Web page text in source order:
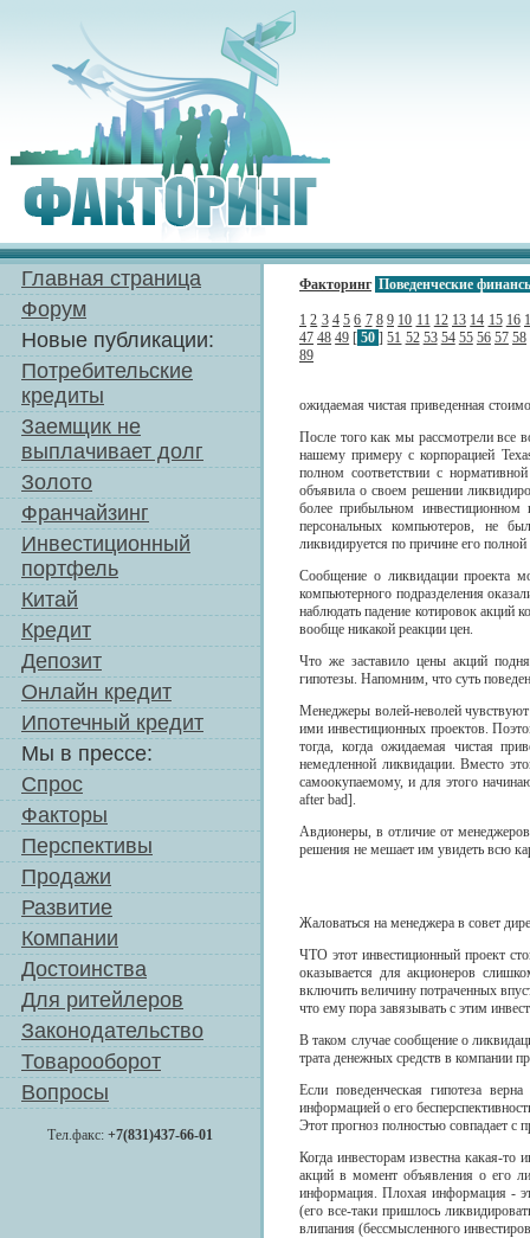
Главная страница
Форум
Новые публикации:
Потребительские
кредиты
Заемщик не
выплачивает долг
Золото
Франчайзинг
Инвестиционный
портфель
Китай
Кредит
Депозит
Онлайн кредит
Ипотечный кредит
Мы в прессе:
Спрос
Факторы
Перспективы
Продажи
Развитие
Компании
Достоинства
Для ритейлеров
Законодательство
Товарооборот
Вопросы
Тел.факс: +7(831)437-66-01
Факторинг Поведенческие
1 2 3 4 5 6 7 8 9 10 11 12 13 14 15 16
47 48 49 [ 50 ]51 52 53 54 55 56 57 58
89
ожидаемая чистая приведенная
После того как мы рассмотрели все
нашему примеру с корпорацией
полном соответствии с
объявила о своем решении
более прибыльном инвестиционном
персональных компьютеров, не
ликвидируется по причине его полной
Сообщение о ликвидации проекта
компьютерного подразделения
наблюдать падение котировок акций
вообще никакой реакции цен.
Что же заставило цены акций
гипотезы. Напомним, что суть
Менеджеры волей-неволей чувствуют
ими инвестиционных проектов.
тогда, когда ожидаемая чистая
немедленной ликвидации. Вместо
самоокупаемому, и для этого
after bad].
Авдионеры, в отличие от
решения не мешает им увидеть всю
Жаловаться на менеджера в совет
ЧТО этот инвестиционный проект
оказывается для акционеров
включить величину потраченных
что ему пора завязывать с этим
В таком случае сообщение о
трата денежных средств в компании
Если поведенческая гипотеза
информацией о его
Этот прогноз полностью совпадает с
Когда инвесторам известна какая-то
акций в момент объявления о его
информация. Плохая информация -
(его все-таки пришлось
влипания (бессмысленного